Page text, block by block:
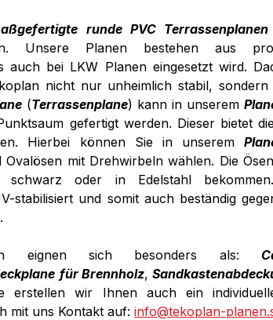
runde PVC Terrassenplanen
Unsere Planen bestehen aus
auch bei LKW Planen eingesetzt wird.
nicht nur unheimlich stabil,
(Terrassenplane) kann in unserem
gefertigt werden. Dieser bietet
Hierbei können Sie in unserem
Ovalösen mit Drehwirbeln wählen. Die
schwarz oder in Edelstahl
stabilisiert und somit auch beständig
eignen sich besonders als:
für Brennholz,
erstellen wir Ihnen auch ein
mit uns Kontakt auf: info@tekoplan-